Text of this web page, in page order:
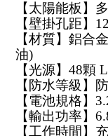
【太陽能板】
【壁掛孔距】
【材質】鋁合
油)
【光源】48顆
【防水等級】
【電池規格】
【輸出功率】
【工作時間】